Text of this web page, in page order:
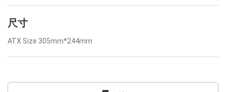
尺寸
ATX Size 305mm*244mm